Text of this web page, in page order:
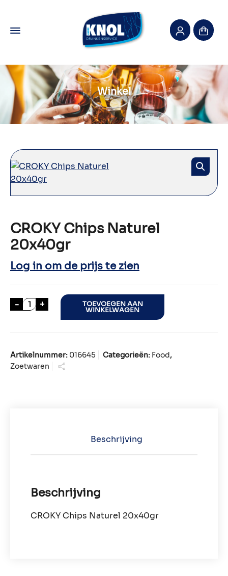
Winkel
CROKY Chips Naturel
20x40gr
Log in om de prijs te zien
- CROKY Chips Naturel 20x40gr aantal
+ TOEVOEGEN AAN
WINKELWAGEN
Artikelnummer: 016645 Categorieën: Food,
Zoetwaren
Beschrijving
Beschrijving
CROKY Chips Naturel 20x40gr